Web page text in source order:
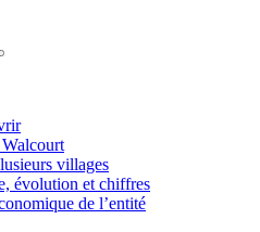
villages
évolution et chiffres
de l’entité